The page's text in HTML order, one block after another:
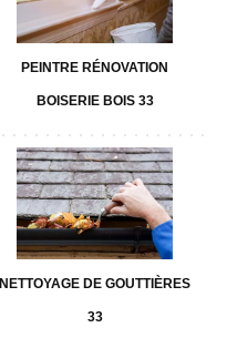
PEINTRE RÉNOVATION
BOISERIE BOIS 33
NETTOYAGE DE GOUTTIÈRES
33